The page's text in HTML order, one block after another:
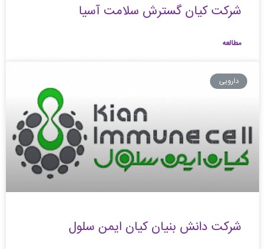
شرکت کیان گسترش سلامت آسیا
مطالعه
دارویی
شرکت دانش بنیان کیان ایمن سلول